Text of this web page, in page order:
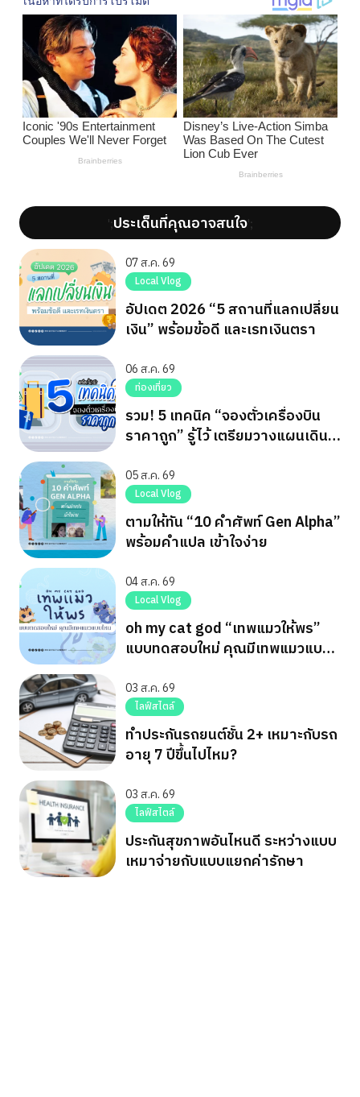
';ประเด็นที่คุณอาจสนใจ';
07 ส.ค. 69
Local Vlog
อัปเดต 2026 “5 สถานที่แลกเปลี่ยน
เงิน” พร้อมข้อดี และเรทเงินตรา
06 ส.ค. 69
ท่องเที่ยว
รวม! 5 เทคนิค “จองตั๋วเครื่องบิน
ราคาถูก” รู้ไว้ เตรียมวางแผนเดิน
05 ส.ค. 69
Local Vlog
ตามให้ทัน “10 คำศัพท์ Gen Alpha”
พร้อมคำแปล เข้าใจง่าย
04 ส.ค. 69
Local Vlog
oh my cat god “เทพแมวให้พร”
แบบทดสอบใหม่ คุณมีเทพแมวแบบ
03 ส.ค. 69
ไลฟ์สไตล์
ทำประกันรถยนต์ชั้น 2+ เหมาะกับรถ
อายุ 7 ปีขึ้นไปไหม?
03 ส.ค. 69
ไลฟ์สไตล์
ประกันสุขภาพอันไหนดี ระหว่างแบบ
เหมาจ่ายกับแบบแยกค่ารักษา